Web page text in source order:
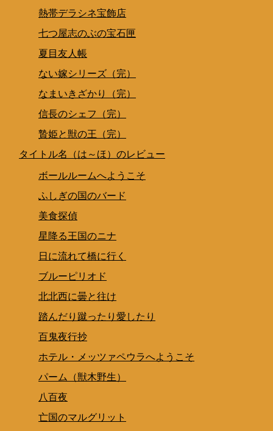
熱帯デラシネ宝飾店
七つ屋志のぶの宝石匣
夏目友人帳
ない嫁シリーズ（完）
なまいきざかり（完）
信長のシェフ（完）
贄姫と獣の王（完）
タイトル名（は～ほ）のレビュー
ボールルームへようこそ
ふしぎの国のバード
美食探偵
星降る王国のニナ
日に流れて橋に行く
ブルーピリオド
北北西に曇と往け
踏んだり蹴ったり愛したり
百鬼夜行抄
ホテル・メッツァペウラへようこそ
パーム（獣木野生）
八百夜
亡国のマルグリット